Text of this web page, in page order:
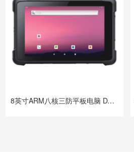
8英寸ARM八核三防平板电脑 DTZ-T880E